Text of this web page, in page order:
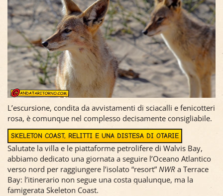
L’escursione, condita da avvistamenti di sciacalli e fenicotteri
rosa, è comunque nel complesso decisamente consigliabile.
SKELETON COAST, RELITTI E UNA DISTESA DI OTARIE
Salutate la villa e le piattaforme petrolifere di Walvis Bay,
abbiamo dedicato una giornata a seguire l’Oceano Atlantico
verso nord per raggiungere l’isolato “resort” NWR a Terrace
Bay: l’itinerario non segue una costa qualunque, ma la
famigerata Skeleton Coast.